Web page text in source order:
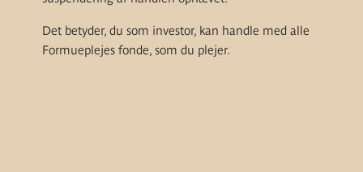
Det betyder, du som investor, kan handle med alle
Formueplejes fonde, som du plejer.